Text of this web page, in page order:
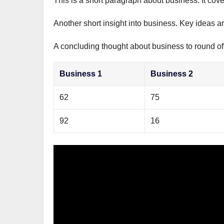
Another short insight into business. Key ideas
A concluding thought about business to round
Business 1 Business 2
62 75
92 16